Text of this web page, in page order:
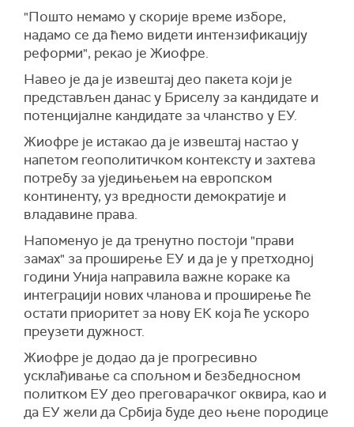
"Пошто немамо у скорије време изборе,
надамо се да ћемо видети интензификацију
реформи", рекао је Жиофре.
Навео је да је извештај део пакета који је
представљен данас у Бриселу за кандидате и
потенцијалне кандидате за чланство у ЕУ.
Жиофре је истакао да је извештај настао у
напетом геополитичком контексту и захтева
потребу за уједињењем на европском
континенту, уз вредности демократије и
владавине права.
Напоменуо је да тренутно постоји "прави
замах" за проширење ЕУ и да је у претходној
години Унија направила важне кораке ка
интеграцији нових чланова и проширење ће
остати приоритет за нову ЕК која ће ускоро
преузети дужност.
Жиофре је додао да је прогресивно
усклађивање са спољном и безбедносном
политком ЕУ део преговарачког оквира, као и
да ЕУ жели да Србија буде део њене породице